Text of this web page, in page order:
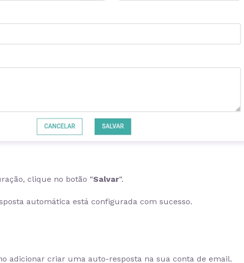
clique no botão “Salvar“.
automática está configurada com sucesso.
adicionar criar uma auto-resposta na sua conta de email.